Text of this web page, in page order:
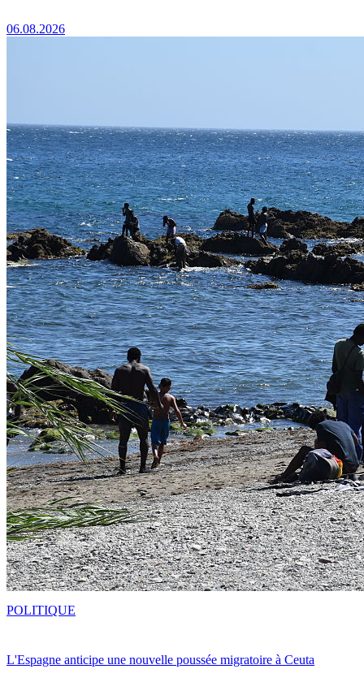
06.08.2026
L'Espagne anticipe une nouvelle poussée migratoire à Ceuta
POLITIQUE